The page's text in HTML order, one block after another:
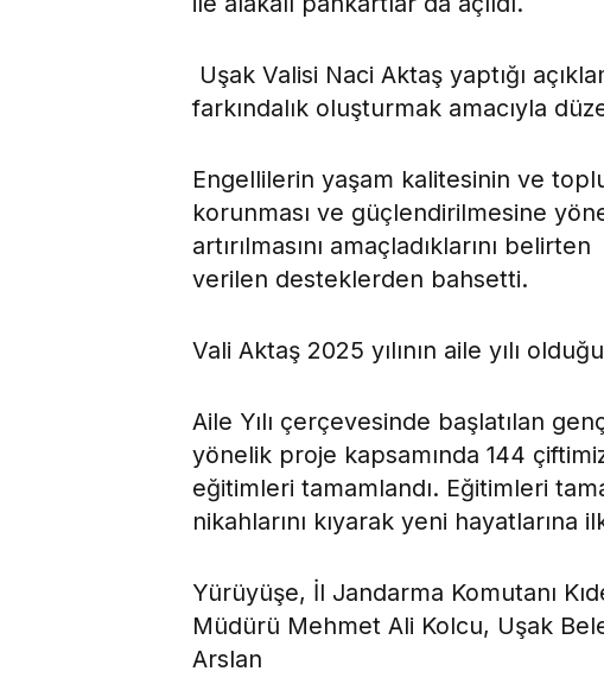
Uşak Valisi Naci Aktaş yaptığı
farkındalık oluşturmak amacıyla
Engellilerin yaşam kalitesinin ve
korunması ve güçlendirilmesine
artırılmasını amaçladıklarını
verilen desteklerden bahsetti.
Vali Aktaş 2025 yılının aile yılı
Aile Yılı çerçevesinde başlatılan
yönelik proje kapsamında 144
eğitimleri tamamlandı. Eğitimleri
nikahlarını kıyarak yeni hayatlarına
Yürüyüşe, İl Jandarma Komutanı
Müdürü Mehmet Ali Kolcu, Uşak
Arslan